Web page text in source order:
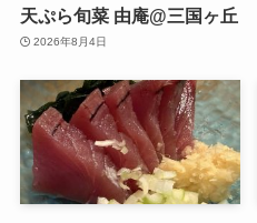
天ぷら旬菜 由庵@三国ヶ丘
2026年8月4日